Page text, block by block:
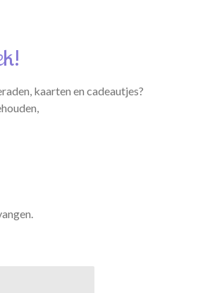
kaarten en cadeautjes?